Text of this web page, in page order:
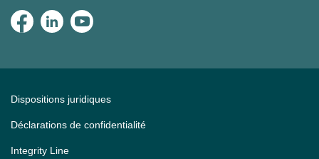
Dispositions juridiques
Déclarations de confidentialité
Integrity Line